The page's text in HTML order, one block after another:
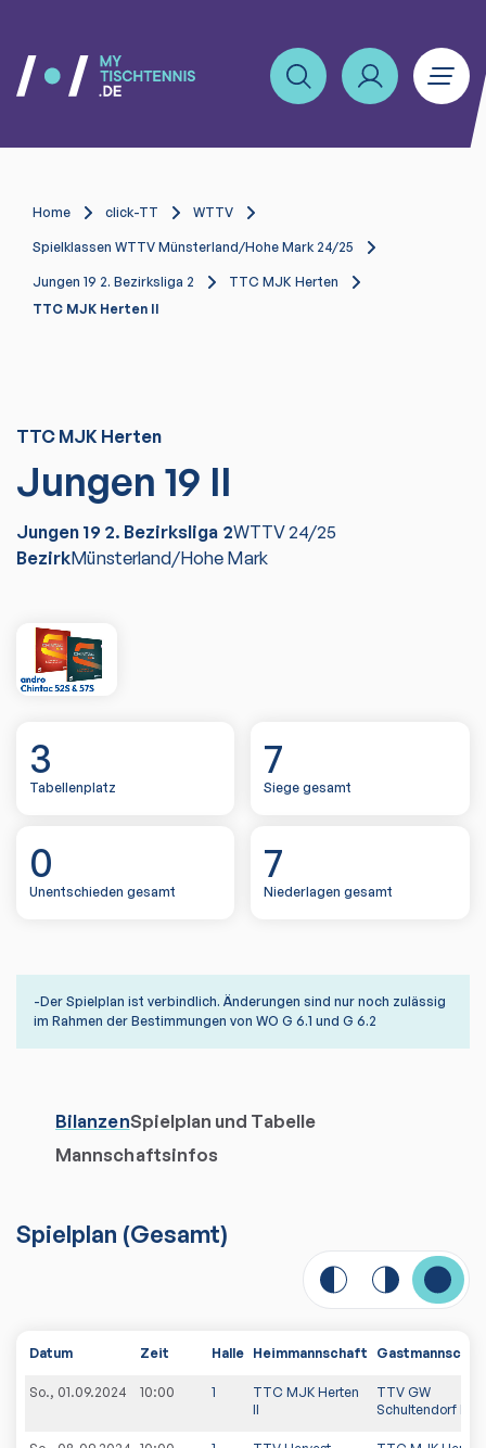
Home click-TT WTTV
Spielklassen WTTV Münsterland/Hohe Mark 24/25
Jungen 19 2. Bezirksliga 2
TTC MJK Herten
TTC MJK Herten II
TTC MJK Herten
Jungen 19 II
Jungen 19 2. Bezirksliga 2WTTV24/25
BezirkMünsterland/Hohe Mark
3
Tabellenplatz
7
Siege gesamt
0
Unentschieden gesamt
7
Niederlagen gesamt
-Der Spielplan ist verbindlich. Änderungen sind nur noch zulässig
im Rahmen der Bestimmungen von WO G 6.1 und G 6.2
BilanzenSpielplan und Tabelle
Mannschaftsinfos
Spielplan (Gesamt)
Datum Zeit Halle Heimmannschaft
So., 01.09.2024 10:00 1
TTC MJK Herten
II
TTV GW
Schultendorf II